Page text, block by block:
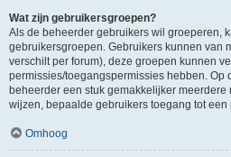
Wat zijn gebruikersgroepen?
Als de beheerder gebruikers wil groeperen,
gebruikersgroepen. Gebruikers kunnen van
verschilt per forum), deze groepen kunnen
permissies/toegangspermissies hebben. Op
beheerder een stuk gemakkelijker meerdere
wijzen, bepaalde gebruikers toegang tot
Omhoog